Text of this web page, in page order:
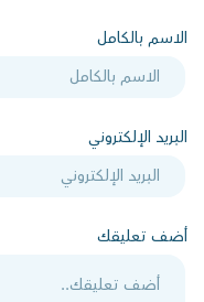
الاسم بالكامل
البريد الإلكتروني
أضف تعليقك